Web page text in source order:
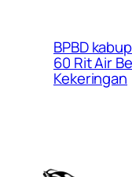
BPBD
60 Rit Air
Kekeringan